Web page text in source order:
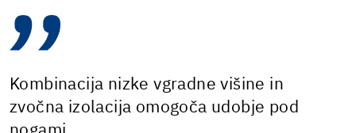
Kombinacija nizke vgradne višine in
zvočna izolacija omogoča udobje pod